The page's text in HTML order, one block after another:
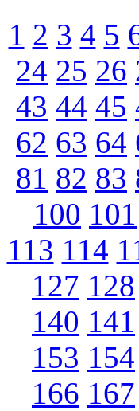
1 2 3 4 5
24 25 26
43 44 45
62 63 64
81 82 83
100 101
113 114
127 128
140 141
153 154
166 167